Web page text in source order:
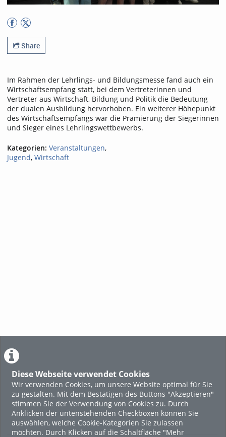
Diese Webseite verwendet Cookies
Wir verwenden Cookies, um unsere Website optimal für Sie
zu gestalten. Mit dem Bestätigen des Buttons "Akzeptieren"
stimmen Sie der Verwendung von Cookies zu. Durch
Anklicken der untenstehenden Checkboxen können Sie
auswählen, welche Cookie-Kategorien Sie zulassen
möchten. Durch Klicken auf die Schaltfläche "Mehr
Share
Im Rahmen der Lehrlings- und Bildungsmesse fand auch ein
Wirtschaftsempfang statt, bei dem Vertreterinnen und
Vertreter aus Wirtschaft, Bildung und Politik die Bedeutung
der dualen Ausbildung hervorhoben. Ein weiterer Höhepunkt
des Wirtschaftsempfangs war die Prämierung der Siegerinnen
und Sieger eines Lehrlingswettbewerbs.
Kategorien: Veranstaltungen,
Jugend, Wirtschaft